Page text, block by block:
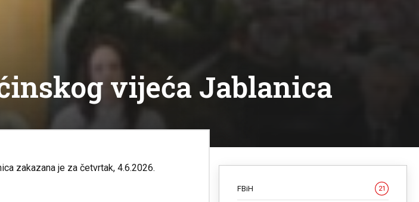
vijeća Jablanica
zakazana je za četvrtak, 4.6.2026.
FBiH 21